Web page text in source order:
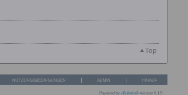
Top
NUTZUNGSBEDINGUNGEN ADMIN HINAUF
Powered by vBulletin® Version 6.1.5